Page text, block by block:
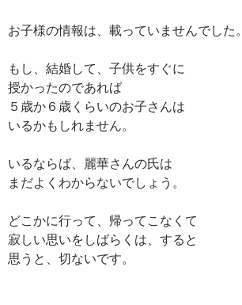
お子様の情報は、載っていませんでした。
もし、結婚して、子供をすぐに
授かったのであれば
５歳か６歳くらいのお子さんは
いるかもしれません。
いるならば、麗華さんの氏は
まだよくわからないでしょう。
どこかに行って、帰ってこなくて
寂しい思いをしばらくは、すると
思うと、切ないです。